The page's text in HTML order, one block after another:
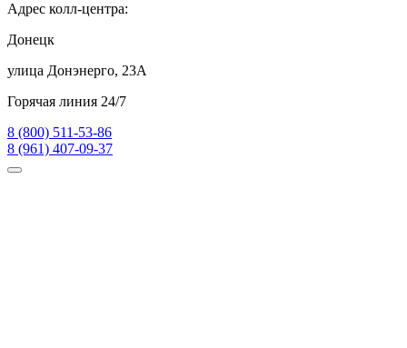
Адрес колл-центра:
Донецк
улица Донэнерго, 23А
Горячая линия 24/7
8 (800) 511-53-86
8 (961) 407-09-37